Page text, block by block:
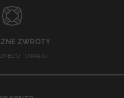
ZWROTY
TOWARU